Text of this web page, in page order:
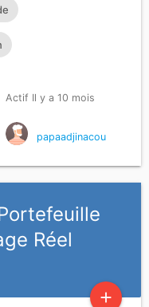
Actif Il y a 10 mois
papaadjinacou
Réel
add